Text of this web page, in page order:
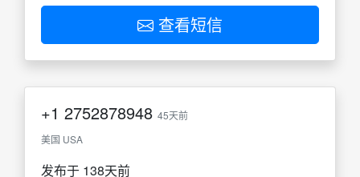
查看短信
+1 2752878948 45天前
美国 USA
发布于 138天前